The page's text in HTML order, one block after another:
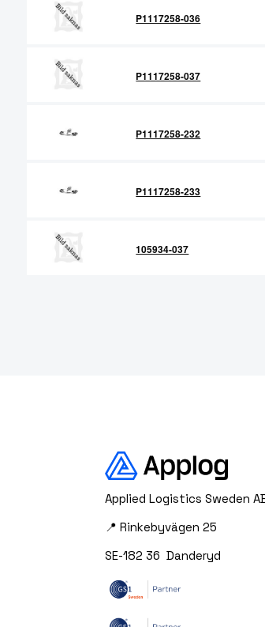
P1117258-036
P1117258-037
P1117258-232
P1117258-233
105934-037
Applied Logistics Sweden
📍 Rinkebyvägen 25
SE-182 36 Danderyd